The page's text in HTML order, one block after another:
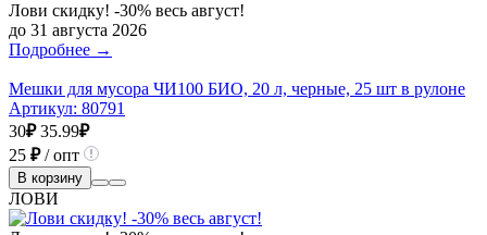
Лови скидку! -30% весь август!
до 31 августа 2026
Подробнее →
Мешки для мусора ЧИ100 БИО, 20 л, черные, 25 шт в рулоне
Артикул: 80791
30₽ 35.99₽
25 ₽/ опт
В корзину
ЛОВИ